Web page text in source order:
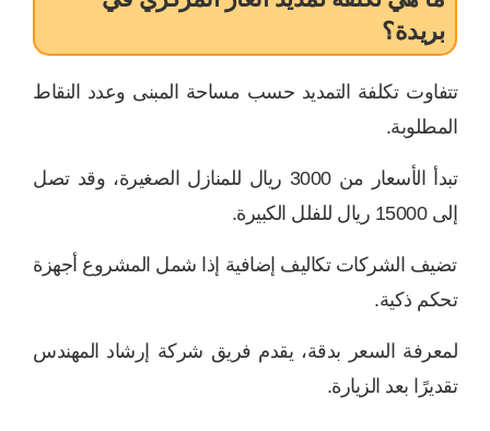
بريدة؟
تتفاوت تكلفة التمديد حسب مساحة المبنى وعدد النقاط
المطلوبة.
تبدأ الأسعار من 3000 ريال للمنازل الصغيرة، وقد تصل
إلى 15000 ريال للفلل الكبيرة.
تضيف الشركات تكاليف إضافية إذا شمل المشروع أجهزة
تحكم ذكية.
لمعرفة السعر بدقة، يقدم فريق شركة إرشاد المهندس
تقديرًا بعد الزيارة.